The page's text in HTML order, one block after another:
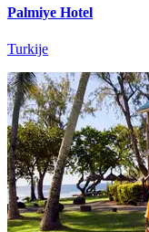
Palmiye Hotel
Turkije